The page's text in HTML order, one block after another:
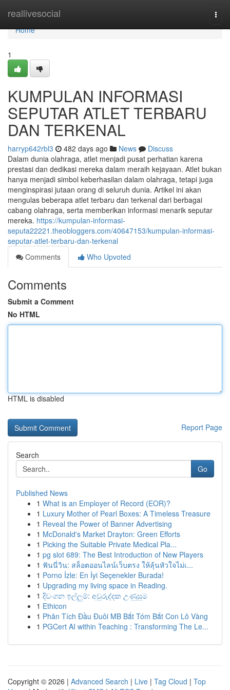
reallivesocial
Home
Home
1
KUMPULAN INFORMASI
SEPUTAR ATLET TERBARU
DAN TERKENAL
harryp642rbl3 482 days ago News
Discuss
Dalam dunia olahraga, atlet menjadi pusat perhatian karena
prestasi dan dedikasi mereka dalam meraih kejayaan. Atlet bukan
hanya menjadi simbol keberhasilan dalam olahraga, tetapi juga
menginspirasi jutaan orang di seluruh dunia. Artikel ini akan
mengulas beberapa atlet terbaru dan terkenal dari berbagai
cabang olahraga, serta memberikan informasi menarik seputar
mereka. https://kumpulan-informasi-
seputa22221.theobloggers.com/40647153/kumpulan-informasi-
seputar-atlet-terbaru-dan-terkenal
Comments
Who Upvoted
Comments
Submit a Comment
No HTML
HTML is disabled
Report Page
Search
Go
Published News
1 What is an Employer of Record (EOR)?
1 Luxury Mother of Pearl Boxes: A Timeless Treasure
1 Reveal the Power of Banner Advertising
1 McDonald's Market Drayton: Green Efforts
1 Picking the Suitable Private Medical Pla...
1 pg slot 689: The Best Introduction of New Players
1 ฟันนี่วิน: สล็อตออนไลน์เว็บตรง ให้ลุ้นหัวใจไม่เ...
1 Porno İzle: En İyi Seçenekler Burada!
1 Upgrading my living space in Reading.
1 දිවංගන ඉල්ලුම්: අවුරුද්දක උණුසුම
1 Ethicon
1 Phân Tích Đầu Đuôi MB Bắt Tóm Bắt Con Lô Vàng
1 PGCert AI within Teaching : Transforming The Le...
Copyright © 2026 | Advanced Search | Live | Tag Cloud | Top